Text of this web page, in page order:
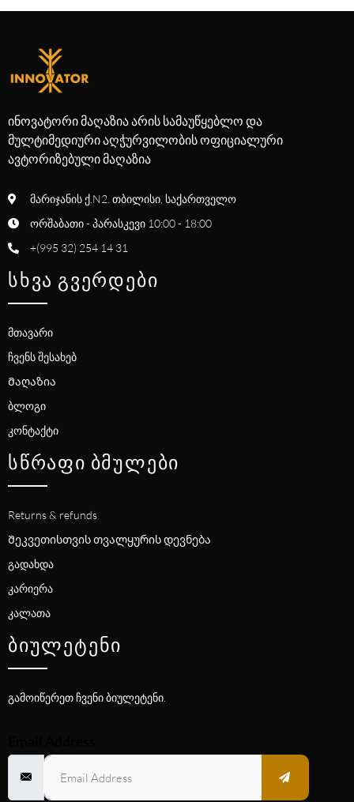
ინოვატორი მაღაზია არის სამაუწყებლო და
მულტიმედიური აღჭურვილობის ოფიციალური
ავტორიზებული მაღაზია
მარიჯანის ქ.N2. თბილისი, საქართველო
ორშაბათი - პარასკევი 10:00 - 18:00
+(995 32) 254 14 31
ᲡᲮᲕᲐ ᲒᲕᲔᲠᲓᲔᲑᲘ
მთავარი
ჩვენს შესახებ
Მაღაზია
ბლოგი
კონტაქტი
ᲡᲬᲠᲐᲤᲘ ᲑᲛᲣᲚᲔᲑᲘ
Returns & refunds
Შეკვეთისთვის თვალყურის დევნება
გადახდა
კარიერა
კალათა
ᲑᲘᲣᲚᲔᲢᲔᲜᲘ
გამოიწერეთ ჩვენი ბიულეტენი.